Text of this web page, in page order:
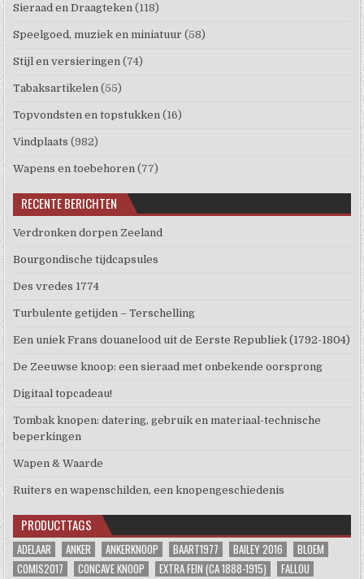
Sieraad en Draagteken (118)
Speelgoed, muziek en miniatuur (58)
Stijl en versieringen (74)
Tabaksartikelen (55)
Topvondsten en topstukken (16)
Vindplaats (982)
Wapens en toebehoren (77)
RECENTE BERICHTEN
Verdronken dorpen Zeeland
Bourgondische tijdcapsules
Des vredes 1774
Turbulente getijden – Terschelling
Een uniek Frans douanelood uit de Eerste Republiek (1792-1804)
De Zeeuwse knoop: een sieraad met onbekende oorsprong
Digitaal topcadeau!
Tombak knopen: datering, gebruik en materiaal-technische
beperkingen
Wapen & Waarde
Ruiters en wapenschilden, een knopengeschiedenis
PRODUCTTAGS
ADELAAR ANKER ANKERKNOOP BAART1977 BAILEY 2016
BLOEM
COMIS2017
CONCAVE KNOOP EXTRA FEIN (CA 1888-1915) FALLOU